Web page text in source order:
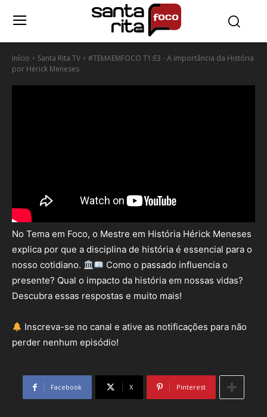
Início Santa Rita TV
#TEMAEMFOCO T1:E3 - A importância da História
por Hérick Meneses
No Tema em Foco, o Mestre em História Hérick Meneses
explica por que a disciplina de história é essencial para o
nosso cotidiano.
Como o passado influencia o
presente? Qual o impacto da história em nossas vidas?
Descubra essas respostas e muito mais!
Inscreva-se no canal e ative as notificações para não
perder nenhum episódio!
Facebook X Pinterest